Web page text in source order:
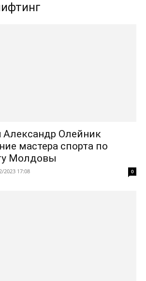
Олейник
мастера спорта по
Молдовы
2023 17:08 0